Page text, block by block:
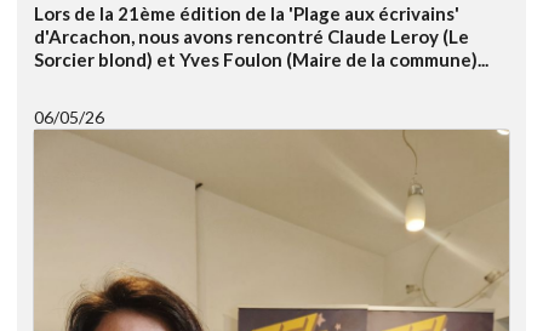
Lors de la 21ème édition de la 'Plage aux écrivains'
d'Arcachon, nous avons rencontré Claude Leroy (Le
Sorcier blond) et Yves Foulon (Maire de la commune)...
06/05/26